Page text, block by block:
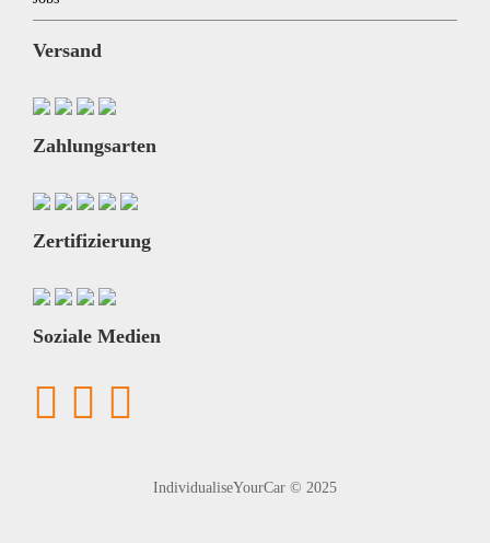
Versand
Zahlungsarten
Zertifizierung
Soziale Medien
IndividualiseYourCar © 2025